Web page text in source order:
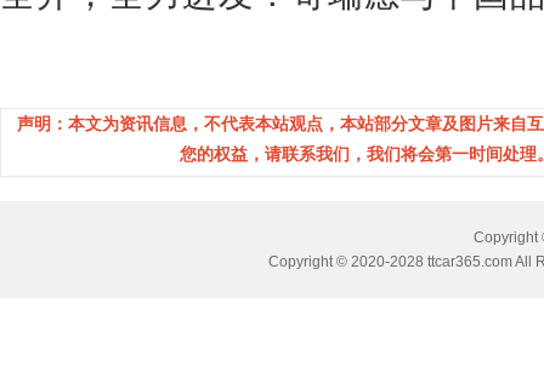
声明：本文为资讯信息，不代表本站观点，本站部分文章及图片来自
您的权益，请联系我们，我们将会第一时间处
Copyright
Copyright © 2020-2028 ttcar365.com All